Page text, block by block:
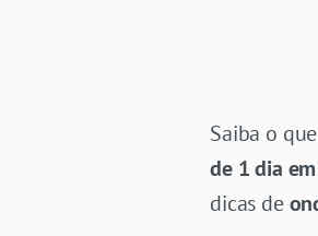
Saiba o
de 1 dia
dicas de